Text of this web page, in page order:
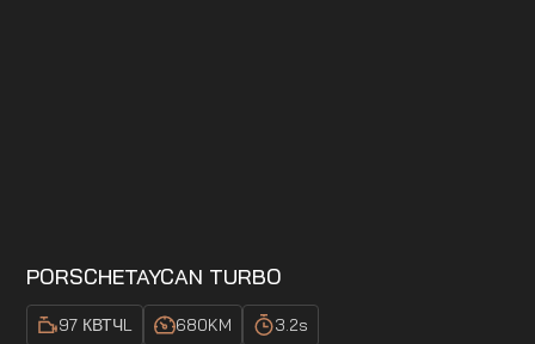
PORSCHETAYCAN TURBO
97 КВТЧL 680KM 3.2s